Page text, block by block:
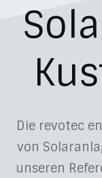
Die revotec
von
unseren